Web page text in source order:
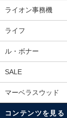
ライオン事務機
ライフ
ル・ボナー
SALE
マーベラスウッド
コンテンツを見る